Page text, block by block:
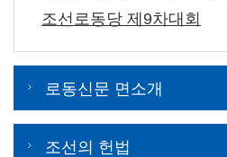
조선로동당 제9차대회
로동신문 면소개
조선의 헌법